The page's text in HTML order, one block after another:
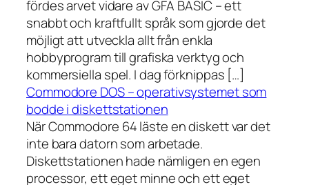
fördes arvet vidare av GFA BASIC – ett
snabbt och kraftfullt språk som gjorde det
möjligt att utveckla allt från enkla
hobbyprogram till grafiska verktyg och
kommersiella spel. I dag förknippas […]
Commodore DOS – operativsystemet som
bodde i diskettstationen
När Commodore 64 läste en diskett var det
inte bara datorn som arbetade.
Diskettstationen hade nämligen en egen
processor, ett eget minne och ett eget